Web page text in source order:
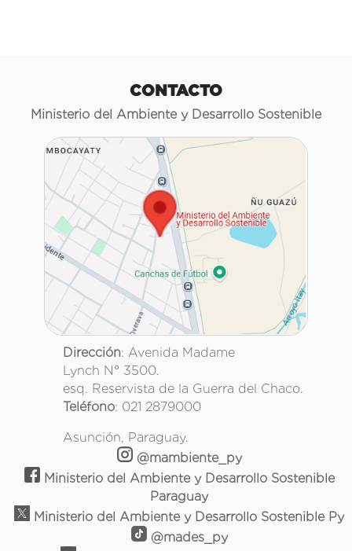
CONTACTO
Ministerio del Ambiente y Desarrollo Sostenible
Dirección: Avenida Madame
Lynch N° 3500.
esq. Reservista de la Guerra del Chaco.
Teléfono: 021 2879000
Asunción, Paraguay.
@mambiente_py
Ministerio del Ambiente y Desarrollo Sostenible
Paraguay
Ministerio del Ambiente y Desarrollo Sostenible Py
@mades_py